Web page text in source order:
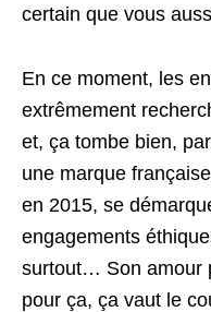
certain que vous
En ce moment, les
extrêmement
et, ça tombe bien,
une marque
en 2015, se
engagements
surtout… Son amour
pour ça, ça vaut le